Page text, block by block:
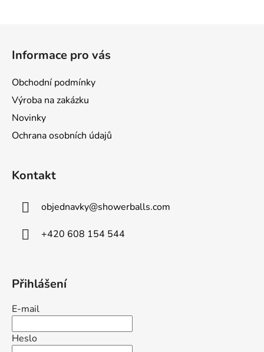
Informace pro vás
Obchodní podmínky
Výroba na zakázku
Novinky
Ochrana osobních údajů
Kontakt
objednavky@showerballs.com
+420 608 154 544
Přihlášení
E-mail
Heslo